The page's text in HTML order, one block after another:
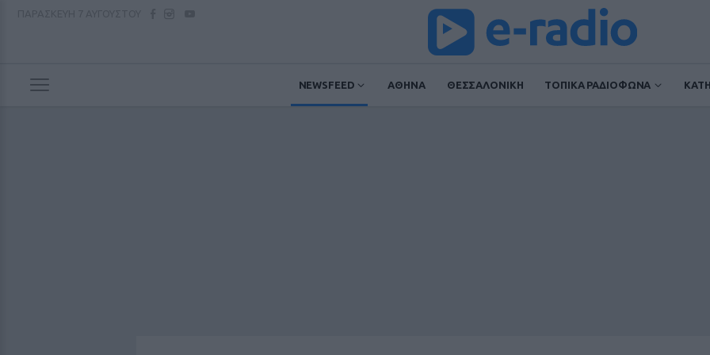
NEWSFEED ΑΘΗΝΑ ΘΕΣΣΑΛΟΝΙΚΗ ΤΟΠΙΚΑ ΡΑΔΙΟΦΩΝΑ